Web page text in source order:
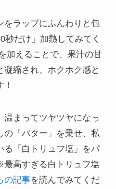
をラップにふんわりと包
秒だけ」加熱してみてく
加えることで、果汁の甘
縮され、ホクホク感と
温まってツヤツヤになっ
の「バター」を乗せ、私
る「白トリュフ塩」をパ
高すぎる白トリュフ塩
の記事を読んでみてくだ